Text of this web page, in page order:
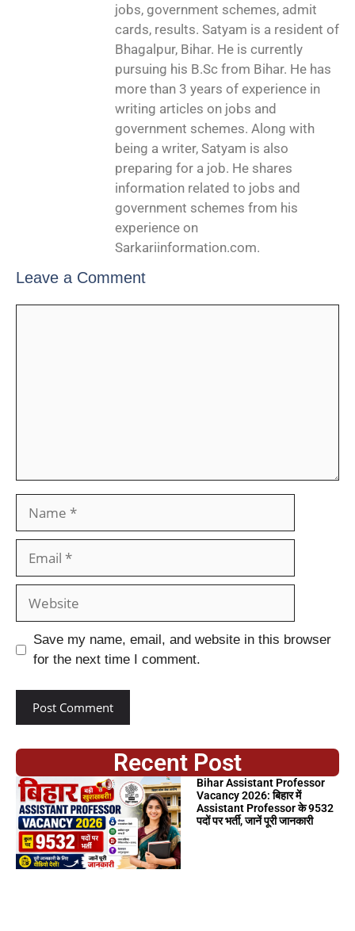
jobs, government schemes, admit
cards, results. Satyam is a resident of
Bhagalpur, Bihar. He is currently
pursuing his B.Sc from Bihar. He has
more than 3 years of experience in
writing articles on jobs and
government schemes. Along with
being a writer, Satyam is also
preparing for a job. He shares
information related to jobs and
government schemes from his
experience on
Sarkariinformation.com.
Leave a Comment
Save my name, email, and website in this browser
for the next time I comment.
Recent Post
Bihar Assistant Professor
Vacancy 2026: बिहार में
Assistant Professor के 9532
पदों पर भर्ती, जानें पूरी जानकारी